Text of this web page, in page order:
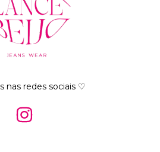
nas redes sociais ♡